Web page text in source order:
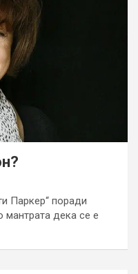
Паркер“ поради
мантрата дека се е